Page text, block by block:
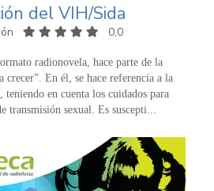
del VIH/Sida
0,0
radionovela, hace parte de la
crecer”. En él, se hace referencia a la
en cuenta los cuidados para
transmisión sexual. Es suscepti...